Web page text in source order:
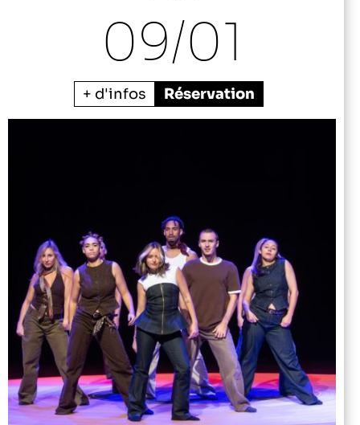
09/01
+ d'infos Réservation